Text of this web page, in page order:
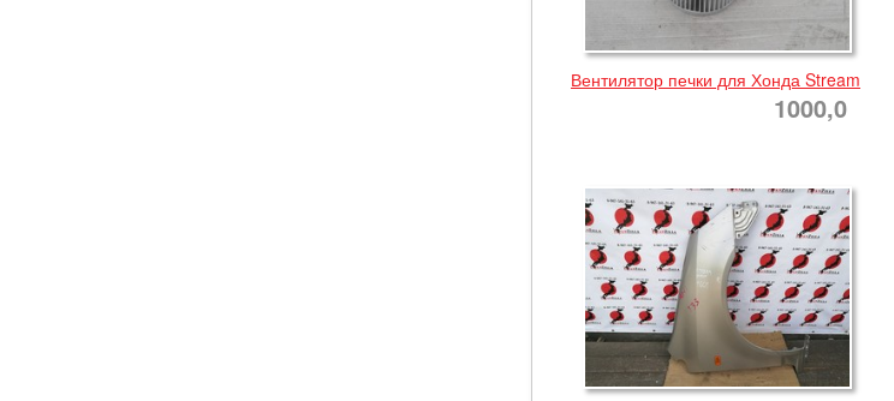
Вентилятор печки для Хонда Stream
1000,0